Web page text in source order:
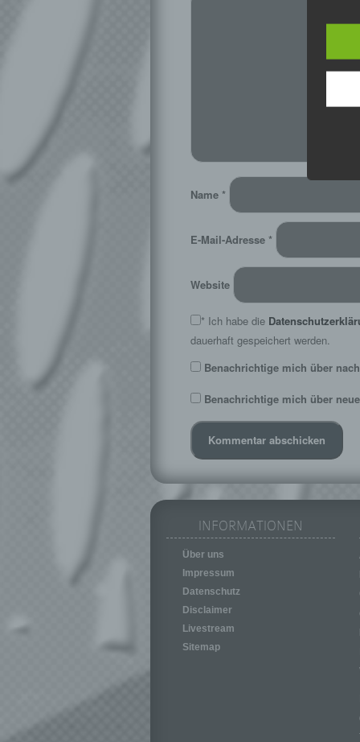
Name *
E-Mail-Adresse *
Website
* Ich habe die
dauerhaft gespeichert werden.
Benachrichtige mich über
Benachrichtige mich über
INFORMATIONEN
Über uns
Impressum
Datenschutz
Disclaimer
Livestream
Sitemap